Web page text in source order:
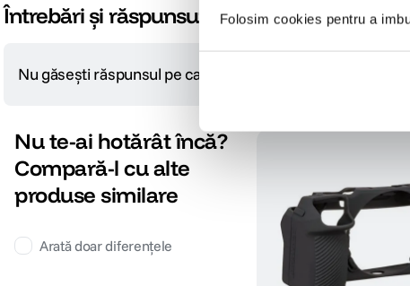
Folosim cookies pentru a
Întrebări și răspunsuri
Nu găsești răspunsul pe care îl cauți?
Nu te-ai hotărât încă?
Compară-l cu alte
produse similare
Arată doar diferențele